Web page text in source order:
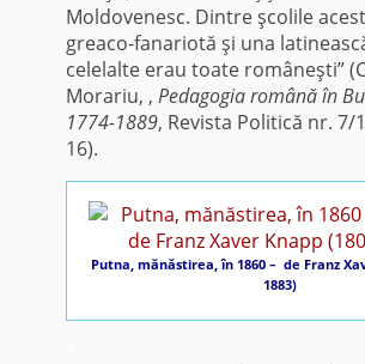
Moldovenesc. Dintre şcolile
greaco-fanariotă şi una
celelalte erau toate româneşti”
Morariu, , Pedagogia română în
1774-1889, Revista Politică nr. 7/
16).
Putna, mănăstirea, în 1860 – de Franz
1883)